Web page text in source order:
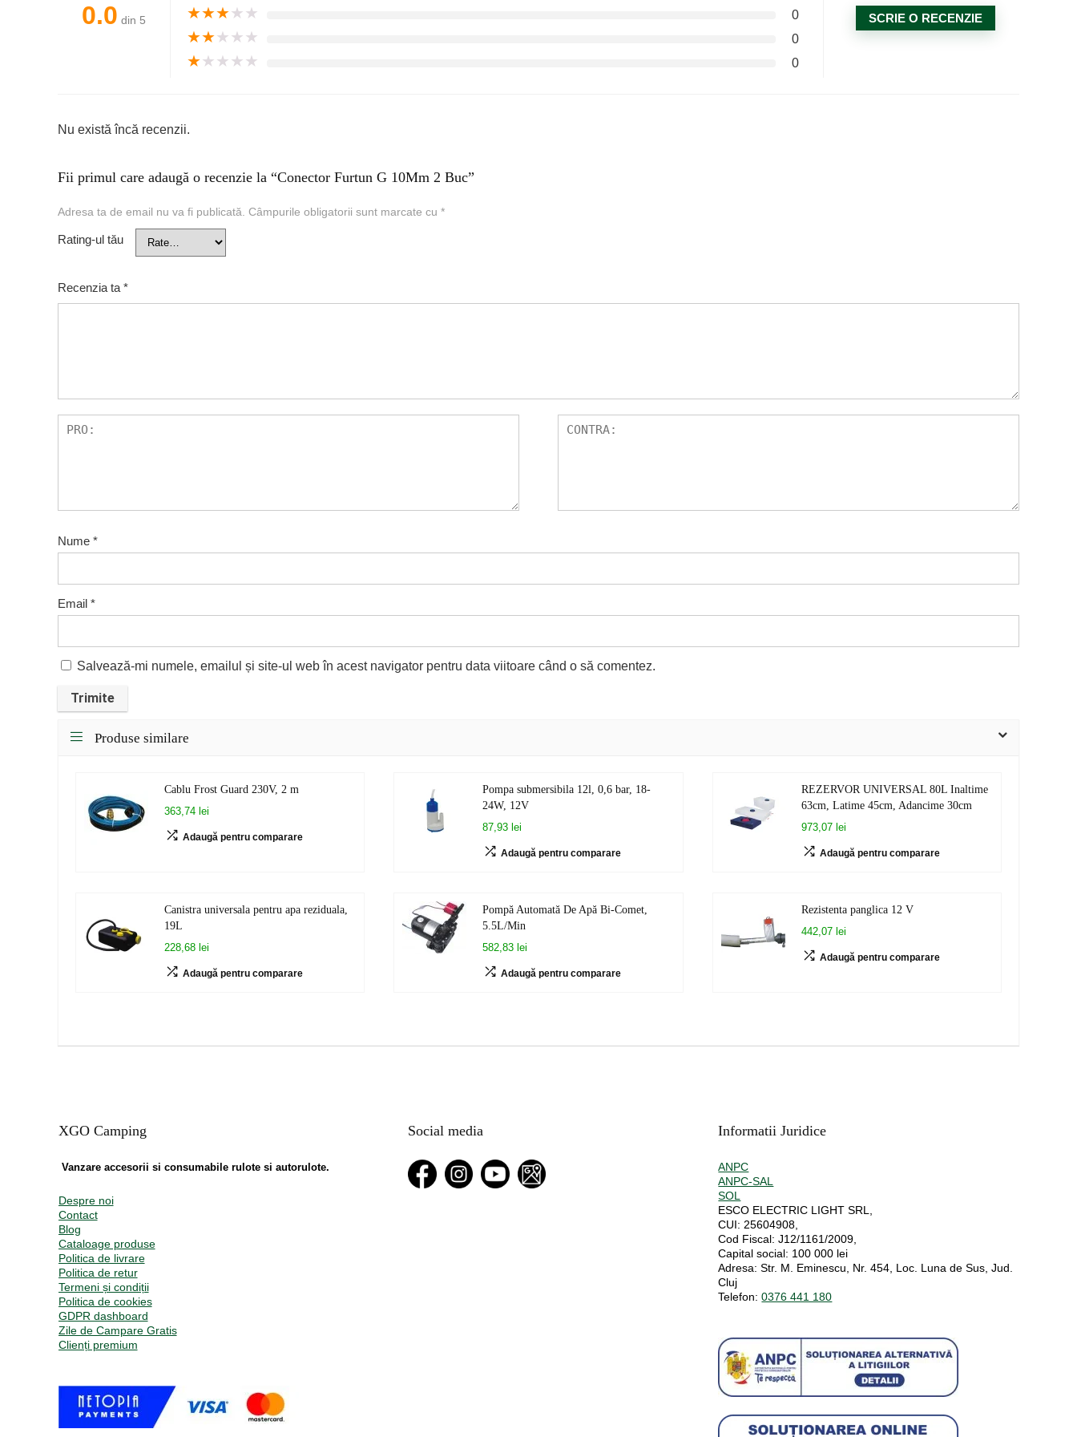
0.0 din 5 ★★★★★ 0
★★★★★ 0
★★★★★ 0
SCRIE O RECENZIE
Nu există încă recenzii.
Fii primul care adaugă o recenzie la “Conector Furtun G 10Mm 2 Buc”
Adresa ta de email nu va fi publicată. Câmpurile obligatorii sunt marcate cu *
Rating-ul tău
Recenzia ta *
Nume *
Email *
Salvează-mi numele, emailul și site-ul web în acest navigator pentru data viitoare când o să comentez.
Produse similare
Cablu Frost Guard 230V, 2 m
363,74 lei
Adaugă pentru comparare
Pompa submersibila 12l, 0,6 bar, 18-
24W, 12V
87,93 lei
Adaugă pentru comparare
REZERVOR UNIVERSAL 80L Inaltime
63cm, Latime 45cm, Adancime 30cm
973,07 lei
Adaugă pentru comparare
Canistra universala pentru apa reziduala,
19L
228,68 lei
Adaugă pentru comparare
Pompă Automată De Apă Bi-Comet,
5.5L/Min
582,83 lei
Adaugă pentru comparare
Rezistenta panglica 12 V
442,07 lei
Adaugă pentru comparare
XGO Camping
Vanzare accesorii si consumabile rulote si autorulote.
Despre noi
Contact
Blog
Cataloage produse
Politica de livrare
Politica de retur
Termeni și condiții
Politica de cookies
GDPR dashboard
Zile de Campare Gratis
Clienți premium
Social media Informatii Juridice
ANPC
ANPC-SAL
SOL
ESCO ELECTRIC LIGHT SRL,
CUI: 25604908,
Cod Fiscal: J12/1161/2009,
Capital social: 100 000 lei
Adresa: Str. M. Eminescu, Nr. 454, Loc. Luna de Sus, Jud.
Cluj
Telefon: 0376 441 180